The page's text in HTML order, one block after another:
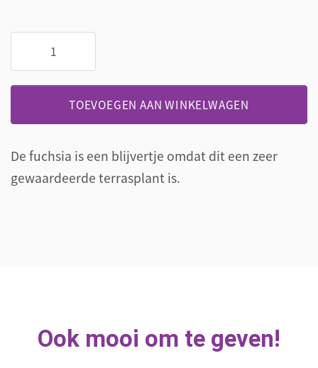
Fuchsia
roodstenen
aantal
TOEVOEGEN AAN WINKELWAGEN
De fuchsia is een blijvertje omdat dit een zeer
gewaardeerde terrasplant is.
Ook mooi om te geven!